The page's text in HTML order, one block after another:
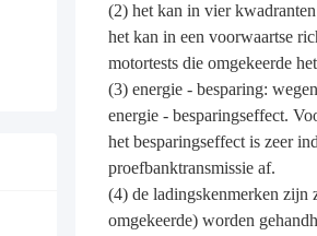
(2) het kan in vier
het kan in een voorwaartse
motortests die omgekeerde
(3) energie - besparing:
energie - besparingseffect.
het besparingseffect is zeer
proefbanktransmissie af.
(4) de ladingskenmerken zijn
omgekeerde) worden